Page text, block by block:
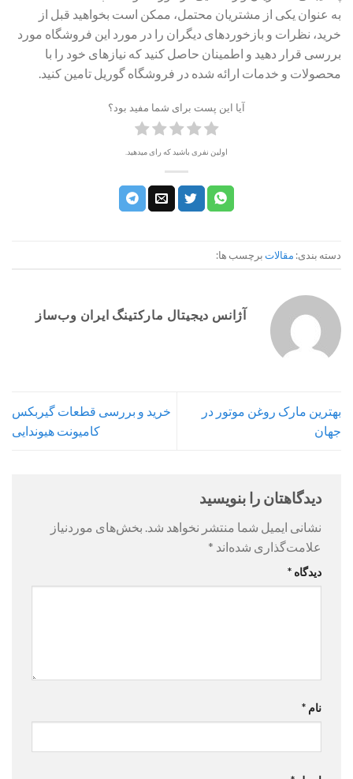
به عنوان یکی از مشتریان محتمل، ممکن است بخواهید قبل از
خرید، نظرات و بازخوردهای دیگران را در مورد این فروشگاه مورد
بررسی قرار دهید و اطمینان حاصل کنید که نیازهای خود را با
محصولات و خدمات ارائه شده در فروشگاه گوریل تامین کنید.
آیا این پست برای شما مفید بود؟
اولین نفری باشید که رای میدهید.
دسته بندی: مقالاتبرچسب ها:
آژانس دیجیتال مارکتینگ ایران وب‌ساز
بهترین مارک روغن موتور در
جهان
خرید و بررسی قطعات گیربکس
کامیونت هیوندایی
دیدگاهتان را بنویسید
نشانی ایمیل شما منتشر نخواهد شد. بخش‌های موردنیاز
علامت‌گذاری شده‌اند *
دیدگاه *
نام *